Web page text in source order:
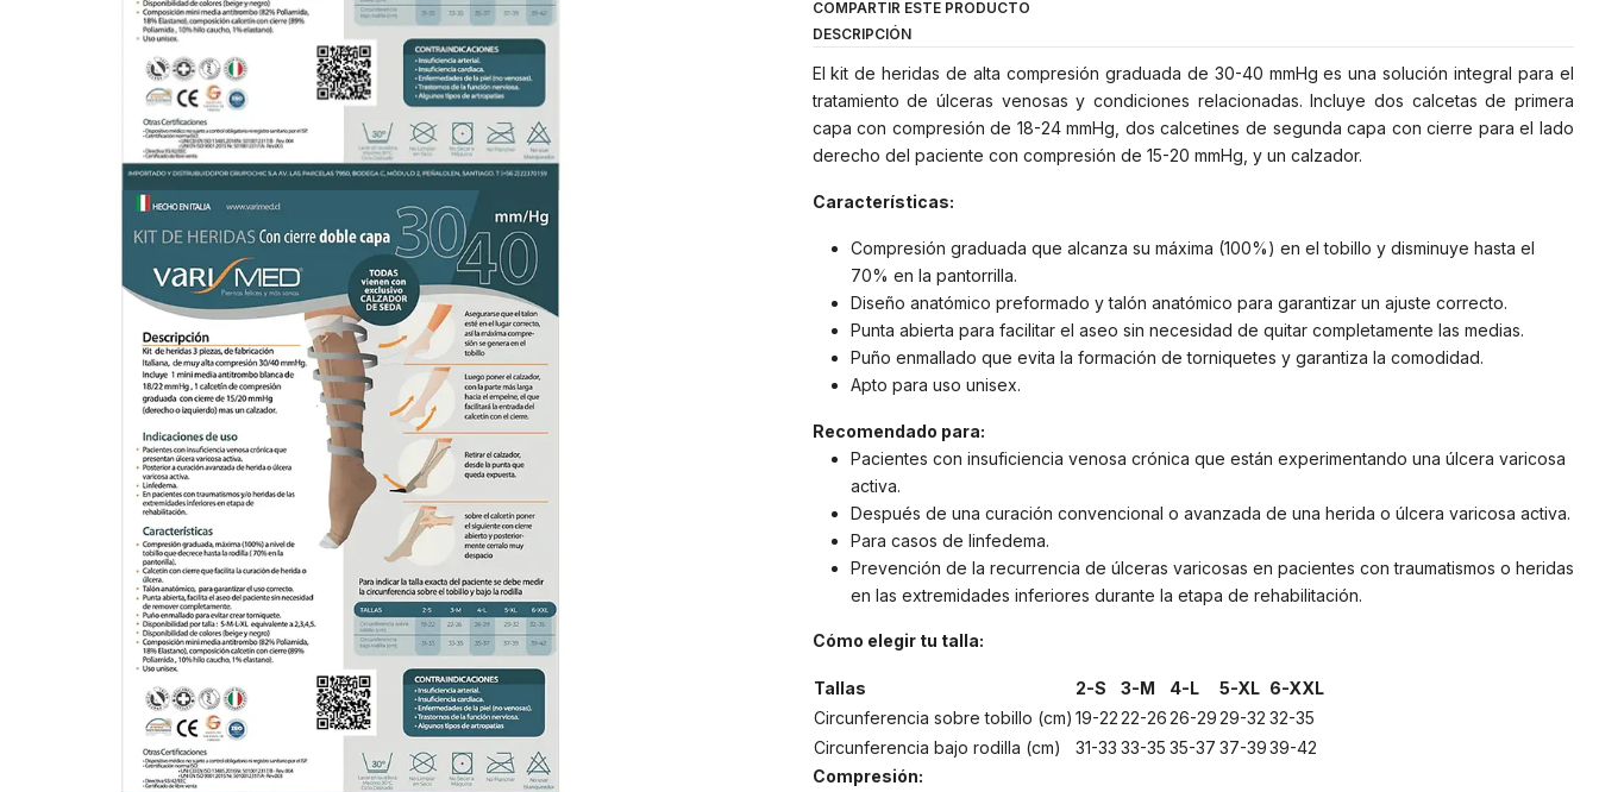
COMPARTIR ESTE PRODUCTO
DESCRIPCIÓN
El kit de heridas de alta compresión graduada de 30-40 mmHg es una solución integral para el
tratamiento de úlceras venosas y condiciones relacionadas. Incluye dos calcetas de primera
capa con compresión de 18-24 mmHg, dos calcetines de segunda capa con cierre para el lado
derecho del paciente con compresión de 15-20 mmHg, y un calzador.
Características:
Compresión graduada que alcanza su máxima (100%) en el tobillo y disminuye hasta el
70% en la pantorrilla.
Diseño anatómico preformado y talón anatómico para garantizar un ajuste correcto.
Punta abierta para facilitar el aseo sin necesidad de quitar completamente las medias.
Puño enmallado que evita la formación de torniquetes y garantiza la comodidad.
Apto para uso unisex.
Recomendado para:
Pacientes con insuficiencia venosa crónica que están experimentando una úlcera varicosa
activa.
Después de una curación convencional o avanzada de una herida o úlcera varicosa activa.
Para casos de linfedema.
Prevención de la recurrencia de úlceras varicosas en pacientes con traumatismos o heridas
en las extremidades inferiores durante la etapa de rehabilitación.
Cómo elegir tu talla:
Tallas 2-S 3-M 4-L 5-XL 6-XXL
Circunferencia sobre tobillo (cm) 19-2222-2626-2929-32 32-35
Circunferencia bajo rodilla (cm)
31-33 33-35 35-37 37-3939-42
Compresión: